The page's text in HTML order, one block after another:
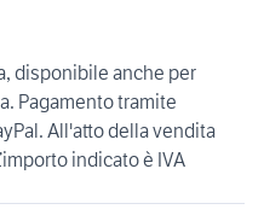
disponibile anche per
Pagamento tramite
All'atto della vendita
indicato è IVA